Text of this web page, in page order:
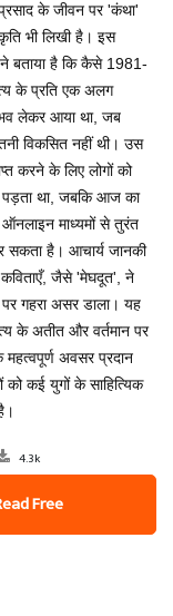
के जीवन पर 'कंथा'
भी लिखी है। इस
बताया है कि कैसे 1981-
के प्रति एक अलग
लेकर आया था, जब
विकसित नहीं थी। उस
करने के लिए लोगों को
पड़ता था, जबकि आज का
ऑनलाइन माध्यमों से तुरंत
सकता है। आचार्य जानकी
कविताएँ, जैसे 'मेघदूत', ने
गहरा असर डाला। यह
के अतीत और वर्तमान पर
महत्वपूर्ण अवसर प्रदान
को कई युगों के साहित्यिक
4.3k
Free